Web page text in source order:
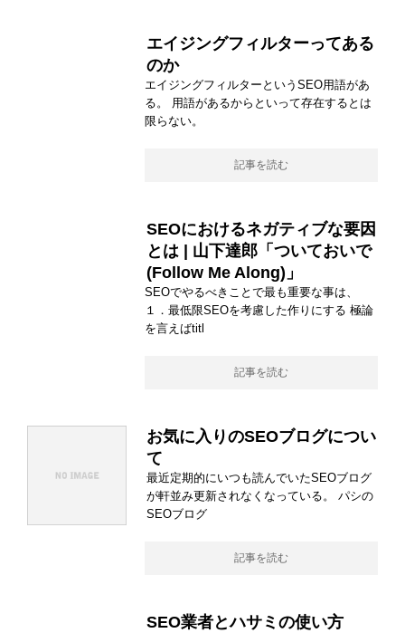
エイジングフィルターってある
のか
エイジングフィルターというSEO用語があ
る。 用語があるからといって存在するとは
限らない。
記事を読む
SEOにおけるネガティブな要因
とは | 山下達郎「ついておいで
(Follow Me Along)」
SEOでやるべきことで最も重要な事は、
１．最低限SEOを考慮した作りにする 極論
を言えばtitl
記事を読む
お気に入りのSEOブログについ
て
最近定期的にいつも読んでいたSEOブログ
が軒並み更新されなくなっている。 パシの
SEOブログ
記事を読む
SEO業者とハサミの使い方